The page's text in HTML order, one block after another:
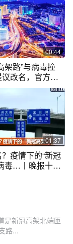
00:44
架路”与病毒撞
改名，官方回
01:37
疫情下的“新冠
毒…丨晚报十点
是新冠高架北端匝
路...